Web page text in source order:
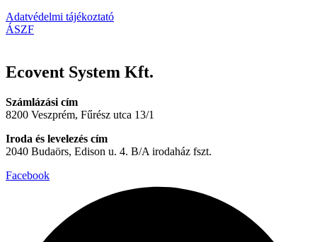
Adatvédelmi tájékoztató
ÁSZF
Ecovent System Kft.
Számlázási cím
8200 Veszprém, Fűrész utca 13/1
Iroda és levelezés cím
2040 Budaörs, Edison u. 4. B/A irodaház fszt.
Facebook